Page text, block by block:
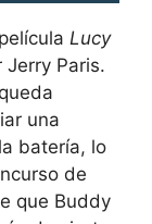
Lucy
Jerry Paris.
una
batería, lo
de
que Buddy